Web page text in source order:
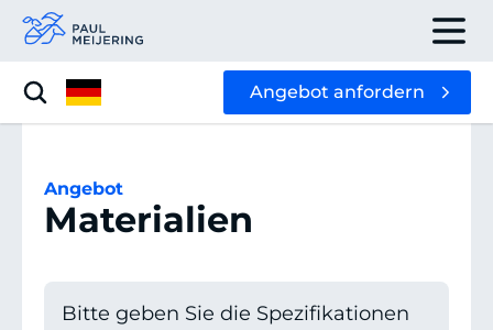
Angebot anfordern
Angebot
Materialien
Bitte geben Sie die Spezifikationen